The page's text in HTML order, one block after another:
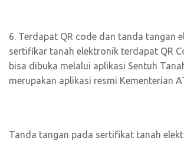
6. Terdapat QR code dan tanda tangan
sertifikar tanah elektronik terdapat QR
bisa dibuka melalui aplikasi Sentuh
merupakan aplikasi resmi Kementerian
Tanda tangan pada sertifikat tanah